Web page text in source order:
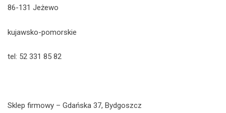
86-131 Jeżewo
kujawsko-pomorskie
tel: 52 331 85 82
Sklep firmowy – Gdańska 37, Bydgoszcz